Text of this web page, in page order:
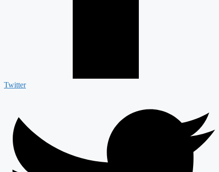
Twitter